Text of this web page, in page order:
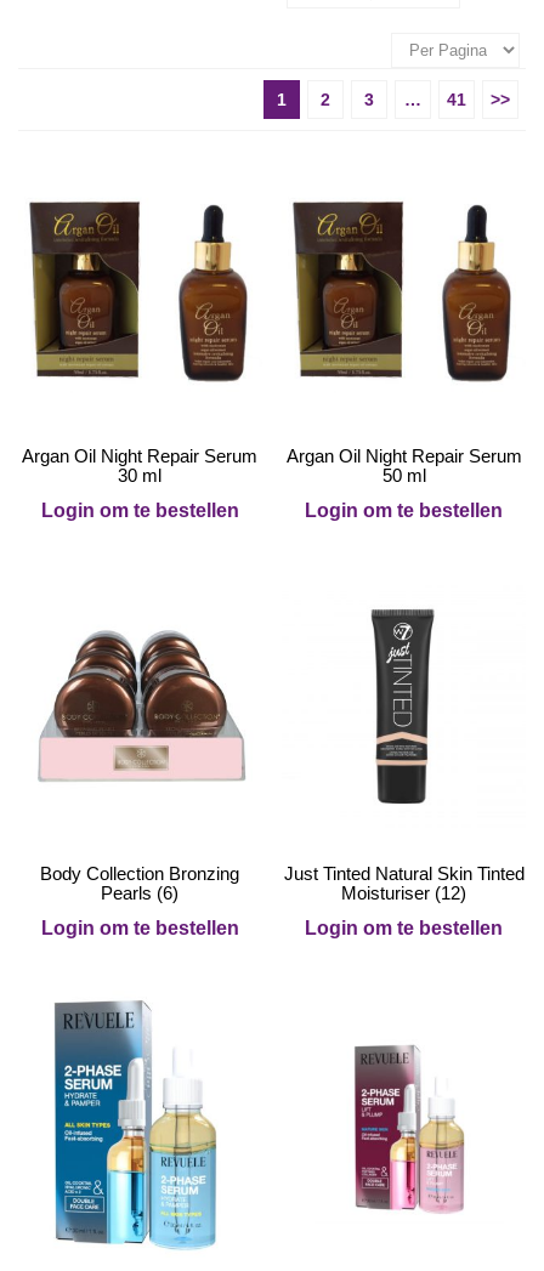
1 2 3 … 41 >>
Argan Oil Night Repair Serum
30 ml
Login om te bestellen
Argan Oil Night Repair Serum
50 ml
Login om te bestellen
Body Collection Bronzing
Pearls (6)
Login om te bestellen
Just Tinted Natural Skin Tinted
Moisturiser (12)
Login om te bestellen